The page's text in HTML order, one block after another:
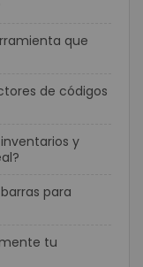
que
de códigos
y
para
tu